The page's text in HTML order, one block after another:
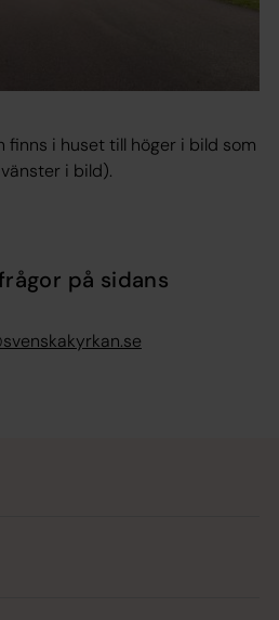
finns i huset till höger i bild som
i bild).
på sidans